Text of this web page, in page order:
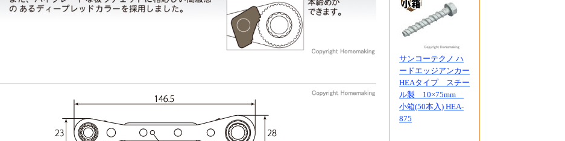
サンコーテクノ ハ
ードエッジアンカー
HEAタイプ スチー
ル製 10×75mm
小箱(50本入) HEA-
875